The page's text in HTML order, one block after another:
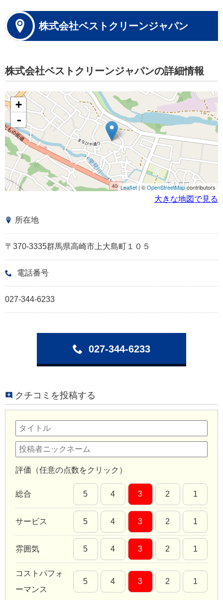
株式会社ベストクリーンジャパン
株式会社ベストクリーンジャパンの詳細情報
+
-
Leaflet | ©OpenStreetMapcontributors
大きな地図で見る
所在地
〒370-3335群馬県高崎市上大島町１０５
電話番号
027-344-6233
027-344-6233
クチコミを投稿する
評価（任意の点数をクリック）
総合 5 4 3 2 1
サービス 5 4 3 2 1
雰囲気 5 4 3 2 1
コストパフォ
ーマンス
5 4 3 2 1